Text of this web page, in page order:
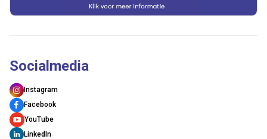
Socialmedia
Instagram
Facebook
YouTube
LinkedIn